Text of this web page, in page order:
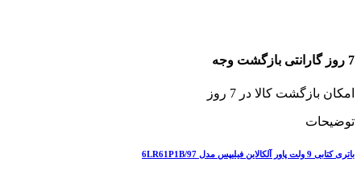
7 روز گارانتی بازگشت وجه
امکان بازگشت کالا در 7 روز
توضیحات
باتری کتابی 9 ولت پاور آلکالاین فیلیپس مدل 6LR61P1B/97